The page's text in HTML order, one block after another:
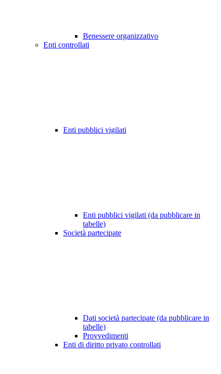
Benessere organizzativo
Enti controllati
Enti pubblici vigilati
Enti pubblici vigilati (da pubblicare in
tabelle)
Società partecipate
Dati società partecipate (da pubblicare in
tabelle)
Provvedimenti
Enti di diritto privato controllati